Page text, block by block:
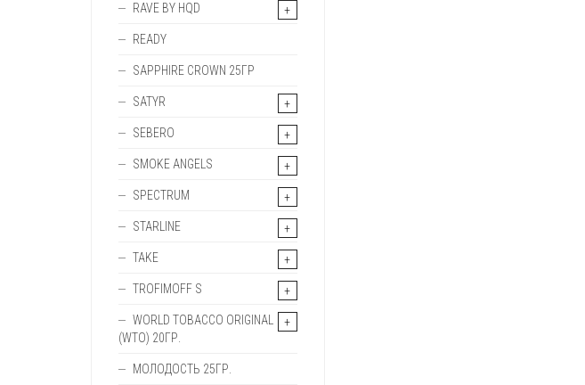
RAVE BY HQD
READY
SAPPHIRE CROWN 25ГР
SATYR
SEBERO
SMOKE ANGELS
SPECTRUM
STARLINE
TAKE
TROFIMOFF S
WORLD TOBACCO ORIGINAL
(WTO) 20ГР.
МОЛОДОСТЬ 25ГР.